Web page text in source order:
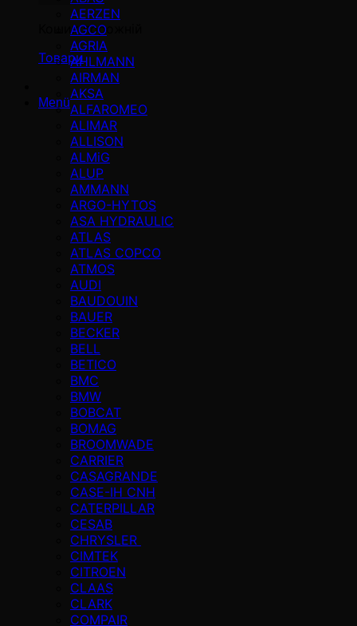
Кошик порожній
Товари
Menü
AERZEN
AGCO
AGRIA
AHLMANN
AIRMAN
AKSA
ALFAROMEO
ALIMAR
ALLISON
ALMiG
ALUP
AMMANN
ARGO-HYTOS
ASA HYDRAULIC
ATLAS
ATLAS COPCO
ATMOS
AUDI
BAUDOUIN
BAUER
BECKER
BELL
BETICO
BMC
BMW
BOBCAT
BOMAG
BROOMWADE
CARRIER
CASAGRANDE
CASE-IH CNH
CATERPILLAR
CESAB
CHRYSLER
CIMTEK
CITROEN
CLAAS
CLARK
COMPAIR